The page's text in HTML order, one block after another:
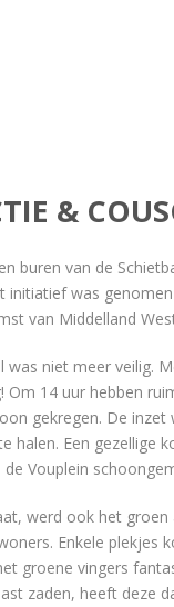
&
buren van de
initiatief was
van Middelland
niet meer veilig.
Om 14 uur hebben
gekregen. De
halen. Een gezellige
Vouplein
werd ook het
Enkele plekjes
groene vingers
zaden, heeft deze